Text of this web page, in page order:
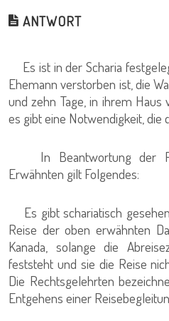
ANTWORT
Es ist in der Scharia
Ehemann verstorben ist, die
und zehn Tage, in ihrem
es gibt eine Notwendigkeit, die
In Beantwortung der
Erwähnten gilt Folgendes:
Es gibt schariatisch
Reise der oben erwähnten
Kanada, solange die
feststeht und sie die Reise
Die Rechtsgelehrten
Entgehens einer